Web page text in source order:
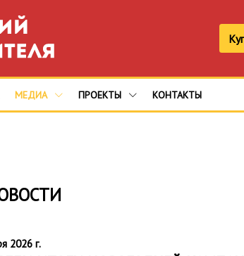
МЕДИА ПРОЕКТЫ КОНТАКТЫ
2026 г.